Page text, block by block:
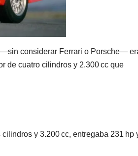
—sin considerar Ferrari o Porsche—
de cuatro cilindros y 2.300 cc que
y 3.200 cc, entregaba 231 hp